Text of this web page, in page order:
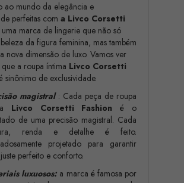
ao mundo da elegância e
perfeitas com a Livco Corsetti
uma marca de lingerie que não só
da figura feminina, mas também
nova dimensão de luxo. Vamos ver
a roupa íntima Livco Corsetti
sinônimo de exclusividade.
magistral: Cada peça de roupa
Livco Corsetti Fashion é o
de uma precisão magistral. Cada
renda e detalhe é feito.
projetado para garantir
perfeito e conforto.
luxuosos: a marca é famosa por